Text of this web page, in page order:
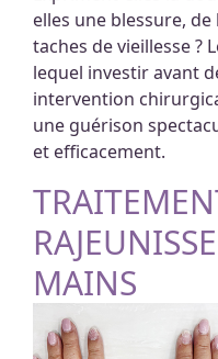
elles une blessure,
taches de vieillesse ?
lequel investir avant
intervention
une guérison
et efficacement.
MAINS